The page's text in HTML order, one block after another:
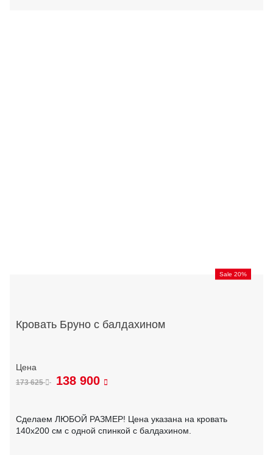
Sale 20%
Кровать Бруно с балдахином
173 625 138 900
Сделаем ЛЮБОЙ РАЗМЕР! Цена указана на кровать
140х200 см с одной спинкой с балдахином.